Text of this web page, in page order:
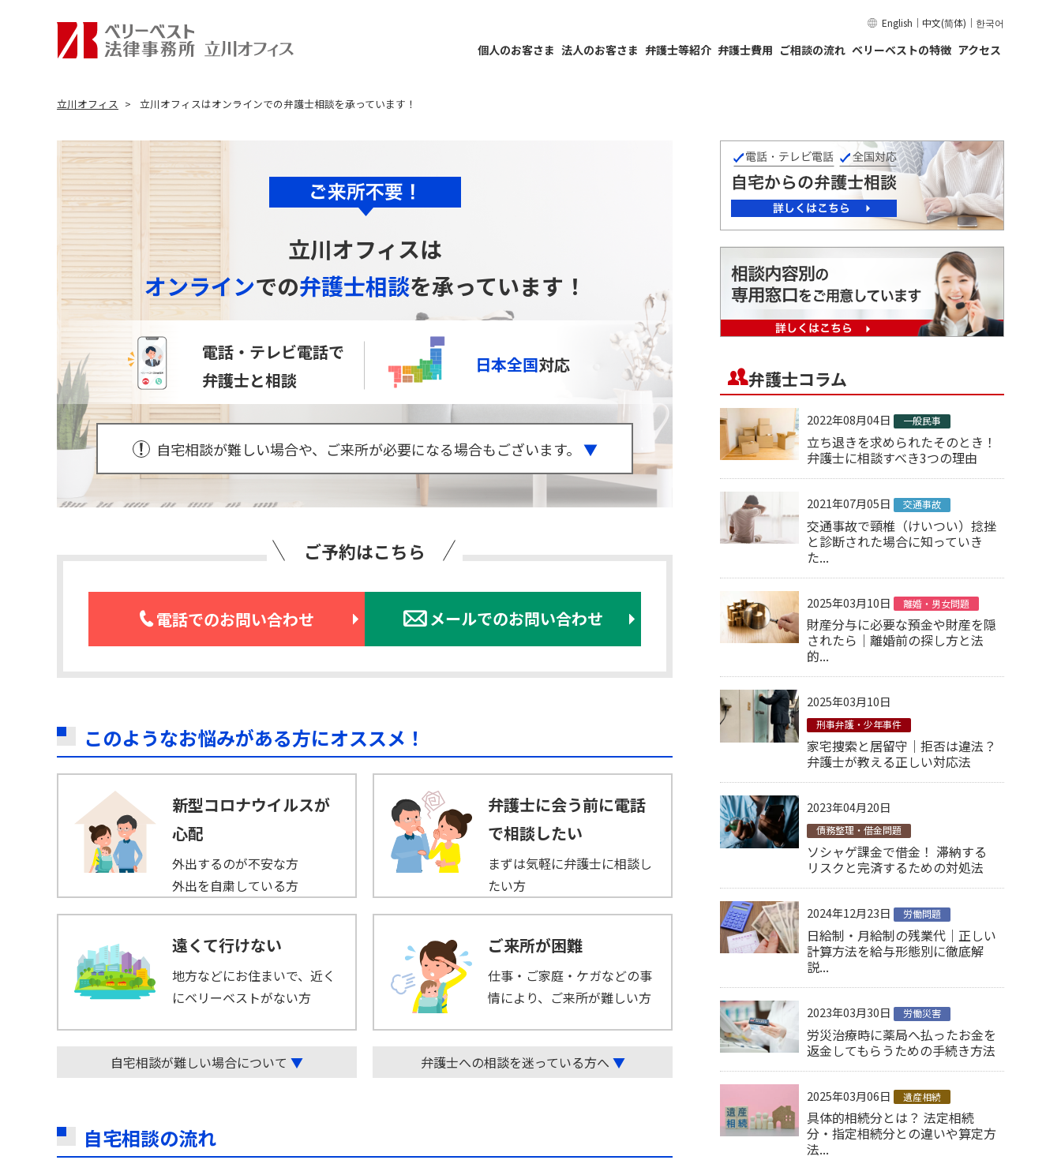
English ｜ 中文(简体) ｜ 한국어
個人のお客さま 法人のお客さま 弁護士等紹介 弁護士費用 ご相談の流れ ベリーベストの特徴 アクセス
立川オフィス 立川オフィスはオンラインでの弁護士相談を承っています！
立川オフィスは
オンラインでの弁護士相談を承っています！
電話・テレビ電話で
弁護士と相談
日本全国対応
自宅相談が難しい場合や、ご来所が必要になる場合もございます。 ▼
ご予約はこちら
電話でのお問い合わせ メールでのお問い合わせ
このようなお悩みがある方にオススメ！
新型コロナウイルスが
心配
外出するのが不安な方
外出を自粛している方
弁護士に会う前に電話
で相談したい
まずは気軽に弁護士に相談し
たい方
遠くて行けない
地方などにお住まいで、近く
にベリーベストがない方
ご来所が困難
仕事・ご家庭・ケガなどの事
情により、ご来所が難しい方
自宅相談が難しい場合について ▼ 弁護士への相談を迷っている方へ ▼
自宅相談の流れ
弁護士コラム
2022年08月04日 一般民事
立ち退きを求められたそのとき！
弁護士に相談すべき3つの理由
2021年07月05日 交通事故
交通事故で頸椎（けいつい）捻挫
と診断された場合に知っていき
た...
2025年03月10日 離婚・男女問題
財産分与に必要な預金や財産を隠
されたら｜離婚前の探し方と法
的...
2025年03月10日
刑事弁護・少年事件
家宅捜索と居留守｜拒否は違法？
弁護士が教える正しい対応法
2023年04月20日
債務整理・借金問題
ソシャゲ課金で借金！ 滞納する
リスクと完済するための対処法
2024年12月23日 労働問題
日給制・月給制の残業代｜正しい
計算方法を給与形態別に徹底解
説...
2023年03月30日 労働災害
労災治療時に薬局へ払ったお金を
返金してもらうための手続き方法
2025年03月06日 遺産相続
具体的相続分とは？ 法定相続
分・指定相続分との違いや算定方
法...